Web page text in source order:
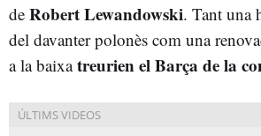
de Robert Lewandowski. Tant una
del davanter polonès com una
a la baixatreurien el Barça de la